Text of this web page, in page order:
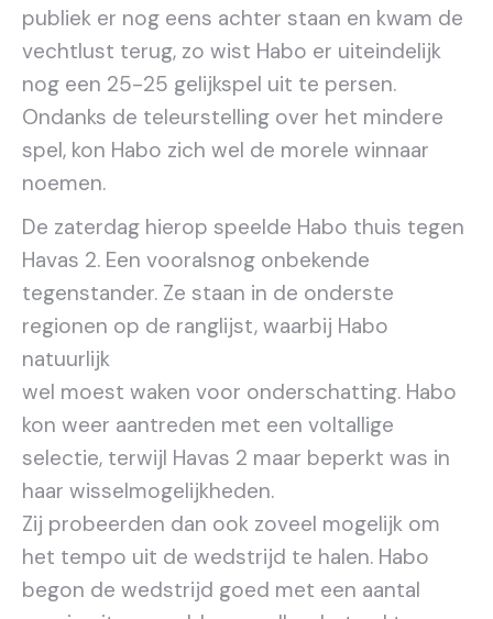
publiek er nog eens achter staan en kwam de
vechtlust terug, zo wist Habo er uiteindelijk
nog een 25-25 gelijkspel uit te persen.
Ondanks de teleurstelling over het mindere
spel, kon Habo zich wel de morele winnaar
noemen.
De zaterdag hierop speelde Habo thuis tegen
Havas 2. Een vooralsnog onbekende
tegenstander. Ze staan in de onderste
regionen op de ranglijst, waarbij Habo
natuurlijk
wel moest waken voor onderschatting. Habo
kon weer aantreden met een voltallige
selectie, terwijl Havas 2 maar beperkt was in
haar wisselmogelijkheden.
Zij probeerden dan ook zoveel mogelijk om
het tempo uit de wedstrijd te halen. Habo
begon de wedstrijd goed met een aantal